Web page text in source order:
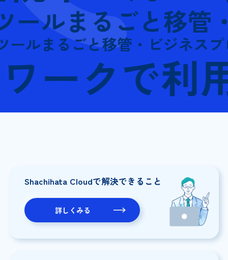
まるごと移管・
まるごと移管・ビジネスプロ
クで利用
Shachihata Cloudで解決できること
詳しくみる